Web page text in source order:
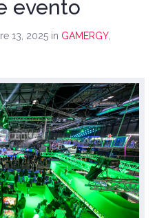
evento
13, 2025 in GAMERGY,